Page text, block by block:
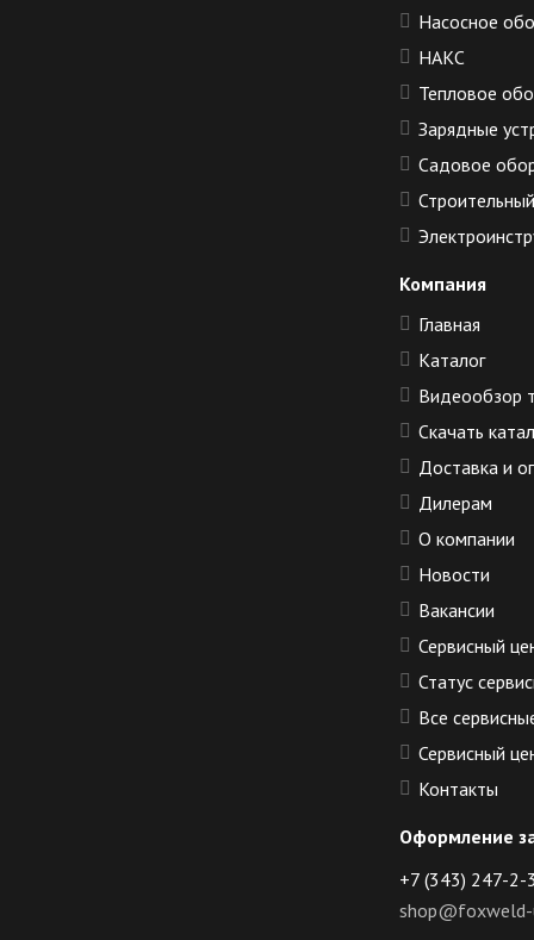
Насосное
НАКС
Тепловое
Зарядные
Садовое
Компания
Главная
Каталог
Видеообзор
Скачать
Доставка и
Дилерам
О компании
Новости
Вакансии
Сервисный
Статус
Все
Сервисный
Контакты
Оформление
+7 (343) 247-2-